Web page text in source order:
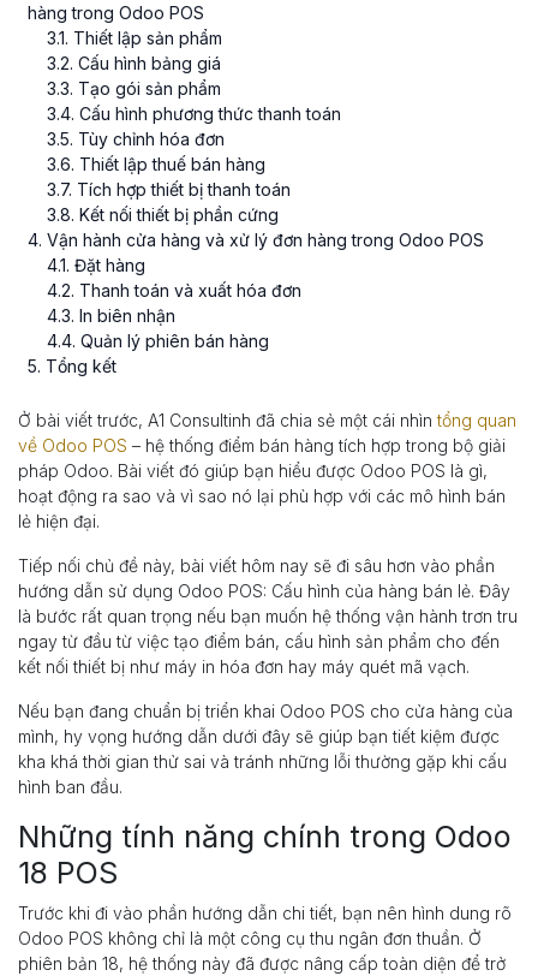
hàng trong Odoo POS
3.1. Thiết lập sản phẩm
3.2. Cấu hình bảng giá
3.3. Tạo gói sản phẩm
3.4. Cấu hình phương thức thanh toán
3.5. Tùy chỉnh hóa đơn
3.6. Thiết lập thuế bán hàng
3.7. Tích hợp thiết bị thanh toán
3.8. Kết nối thiết bị phần cứng
4. Vận hành cửa hàng và xử lý đơn hàng trong Odoo POS
4.1. Đặt hàng
4.2. Thanh toán và xuất hóa đơn
4.3. In biên nhận
4.4. Quản lý phiên bán hàng
5. Tổng kết
Ở bài viết trước, A1 Consultinh đã chia sẻ một cái nhìntổng quan
về Odoo POS – hệ thống điểm bán hàng tích hợp trong bộ giải
pháp Odoo. Bài viết đó giúp bạn hiểu được Odoo POS là gì,
hoạt động ra sao và vì sao nó lại phù hợp với các mô hình bán
lẻ hiện đại.
Tiếp nối chủ đề này, bài viết hôm nay sẽ đi sâu hơn vào phần
hướng dẫn sử dụng Odoo POS: Cấu hình của hàng bán lẻ. Đây
là bước rất quan trọng nếu bạn muốn hệ thống vận hành trơn tru
ngay từ đầu từ việc tạo điểm bán, cấu hình sản phẩm cho đến
kết nối thiết bị như máy in hóa đơn hay máy quét mã vạch.
Nếu bạn đang chuẩn bị triển khai Odoo POS cho cửa hàng của
mình, hy vọng hướng dẫn dưới đây sẽ giúp bạn tiết kiệm được
kha khá thời gian thử sai và tránh những lỗi thường gặp khi cấu
hình ban đầu.
Những tính năng chính trong Odoo
18 POS
Trước khi đi vào phần hướng dẫn chi tiết, bạn nên hình dung rõ
Odoo POS không chỉ là một công cụ thu ngân đơn thuần. Ở
phiên bản 18, hệ thống này đã được nâng cấp toàn diện để trở